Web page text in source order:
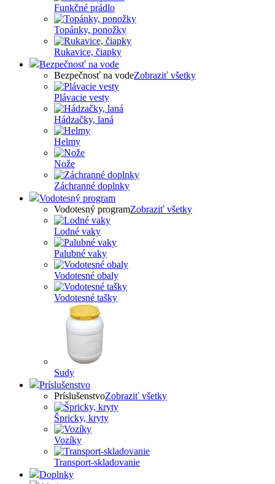
Funkčné prádlo
Topánky, ponožky
Rukavice, čiapky
Bezpečnosť na vode
Bezpečnosť na vodeZobraziť všetky
Plávacie vesty
Hádzačky, laná
Helmy
Nože
Záchranné doplnky
Vodotesný program
Vodotesný programZobraziť všetky
Lodné vaky
Palubné vaky
Vodotesné obaly
Vodotesné tašky
Sudy
Príslušenstvo
PríslušenstvoZobraziť všetky
Špricky, kryty
Vozíky
Transport-skladovanie
Doplnky